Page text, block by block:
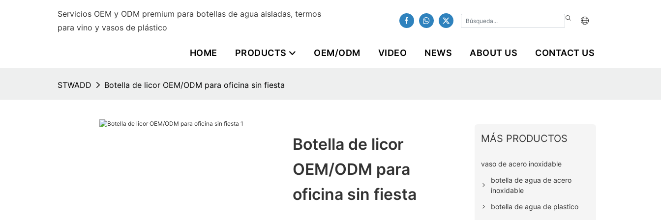
Servicios OEM y ODM premium para botellas de agua aisladas, termos
para vino y vasos de plástico
HOME PRODUCTS OEM/ODM VIDEO NEWS ABOUT US CONTACT US
STWADD Botella de licor OEM/ODM para oficina sin fiesta
Botella de licor
OEM/ODM para
oficina sin fiesta
MÁS PRODUCTOS
vaso de acero inoxidable
botella de agua de acero
inoxidable
botella de agua de plastico